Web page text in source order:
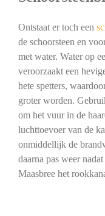
Ontstaat er toch een
de schoorsteen en
met water. Water op
veroorzaakt een
hete spetters,
groter worden.
om het vuur in de
luchttoevoer van de
onmiddellijk de
daarna pas weer
Maasbree het